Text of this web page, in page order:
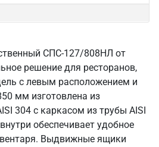
СПС-127/808НЛ от
решение для ресторанов,
с левым расположением и
мм изготовлена из
304 с каркасом из трубы AISI
обеспечивает удобное
Выдвижные ящики